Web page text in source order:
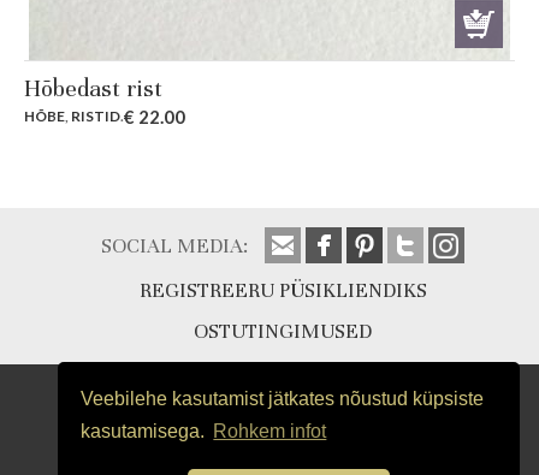
Veebilehe kasutamist jätkates nõustud küpsiste
kasutamisega. Rohkem infot
Hõbedast rist
HÕBE RISTID.€ 22.00
SOCIAL MEDIA:
REGISTREERU PÜSIKLIENDIKS
OSTUTINGIMUSED